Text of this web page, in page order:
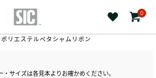
0
リエステルペタシャムリボン
サイズは各見本よりお確かめください。